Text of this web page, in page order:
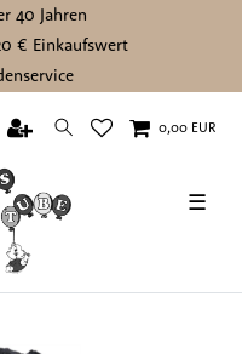
40 Jahren
€ Einkaufswert
0,00 EUR
☰